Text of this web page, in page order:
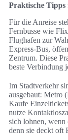
Praktische
Für die Anreise
Fernbusse wie
Flughafen zur
Express-Bus,
Zentrum. Diese
beste Verbindung
Im Stadtverkehr
ausgebaut: Metro
Kaufe
nutze
sich lohnen, wenn
denn sie deckt oft